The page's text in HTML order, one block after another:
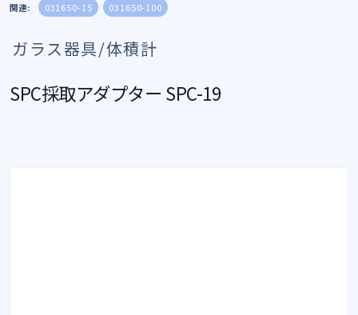
関連: 031650-15 031650-100
ガラス器具/体積計
SPC採取アダプター SPC-19